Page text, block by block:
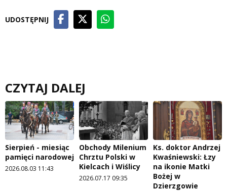
UDOSTĘPNIJ
CZYTAJ DALEJ
Sierpień - miesiąc
pamięci narodowej
2026.08.03 11:43
Obchody Milenium
Chrztu Polski w
Kielcach i Wiślicy
2026.07.17 09:35
Ks. doktor Andrzej
Kwaśniewski: Łzy
na ikonie Matki
Bożej w
Dzierzgowie